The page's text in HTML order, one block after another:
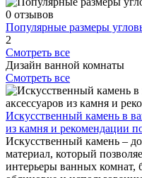
0 отзывов
Популярные размеры
2
Смотреть все
Дизайн ванной комнаты
Смотреть все
Искусственный камень в
из камня и рекомендации
Искусственный камень –
материал, который
интерьеры ванных комнат,